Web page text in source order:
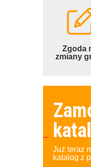
Zgoda
zmiany
Już teraz
katalog z